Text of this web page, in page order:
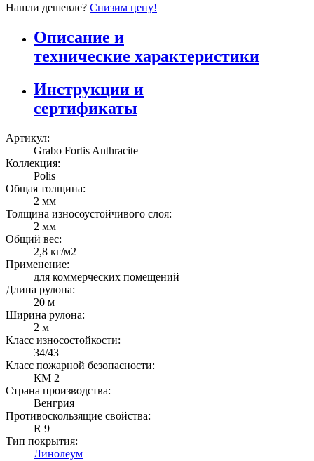
Нашли дешевле? Снизим цену!
Описание и
технические характеристики
Инструкции и
сертификаты
Артикул:
Grabo Fortis Anthracite
Коллекция:
Polis
Общая толщина:
2 мм
Толщина износоустойчивого слоя:
2 мм
Общий вес:
2,8 кг/м2
Применение:
для коммерческих помещений
Длина рулона:
20 м
Ширина рулона:
2 м
Класс износостойкости:
34/43
Класс пожарной безопасности:
КМ 2
Страна производства:
Венгрия
Противоскользящие свойства:
R 9
Тип покрытия:
Линолеум